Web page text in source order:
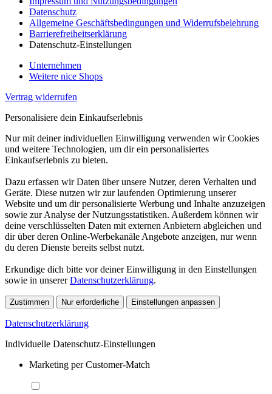
Datenschutz
Allgemeine Geschäftsbedingungen und Widerrufsbelehrung
Barrierefreiheitserklärung
Datenschutz-Einstellungen
Unternehmen
Weitere nice Shops
Vertrag widerrufen
Personalisiere dein Einkaufserlebnis
Nur mit deiner individuellen Einwilligung verwenden wir Cookies
und weitere Technologien, um dir ein personalisiertes
Einkaufserlebnis zu bieten.
Dazu erfassen wir Daten über unsere Nutzer, deren Verhalten und
Geräte. Diese nutzen wir zur laufenden Optimierung unserer
Website und um dir personalisierte Werbung und Inhalte anzuzeigen
sowie zur Analyse der Nutzungsstatistiken. Außerdem können wir
deine verschlüsselten Daten mit externen Anbietern abgleichen und
dir über deren Online-Werbekanäle Angebote anzeigen, nur wenn
du deren Dienste bereits selbst nutzt.
Erkundige dich bitte vor deiner Einwilligung in den Einstellungen
sowie in unsererDatenschutzerklärung.
Zustimmen Nur erforderliche Einstellungen anpassen
Datenschutzerklärung
Individuelle Datenschutz-Einstellungen
Marketing per Customer-Match